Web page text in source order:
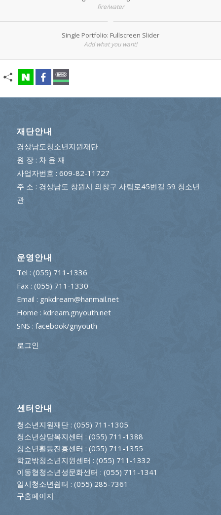
fire/water
Single Portfolio: Fullscreen Slider
Add what you want!
재단안내
경상남도청소년지원재단
원 장 : 차 윤 재
사업자번호 : 609-82-11727
주 소 : 경상남도 창원시 의창구 사림로45번길 59 청소년
관
운영안내
Tel : (055) 711-1336
Fax : (055) 711-1330
Email : gnkdream@hanmail.net
Home : kdream.gnyouth.net
SNS : facebook/gnyouth
로그인
센터안내
청소년지원재단: (055) 711-1305
청소년상담복지센터 : (055) 711-1388
청소년활동진흥센터 : (055) 711-1355
학교밖청소년지원센터 : (055) 711-1332
이동형청소년성문화센터 : (055) 711-1341
일시청소년쉼터 : (055) 285-7361
구홈페이지